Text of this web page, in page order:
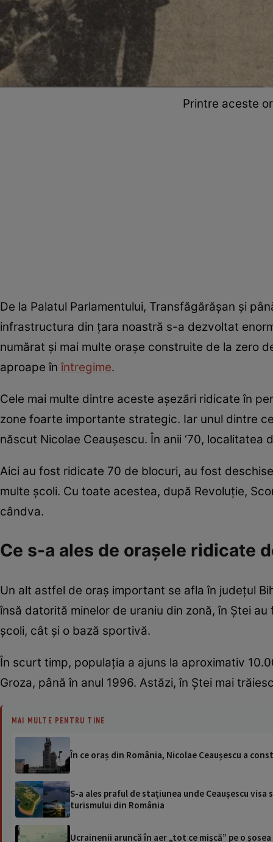
Printre aceste
De la Palatul Parlamentului, Transfăgărășan și
infrastructura din țara noastră s-a dezvoltat
numărat și mai multe orașe construite de la zero
aproape înîntregime.
Cele mai multe dintre aceste așezări ridicate în
zone foarte importante strategic. Iar unul dintre
născut Nicolae Ceaușescu. În anii ‘70,
Aici au fost ridicate 70 de blocuri, au fost
multe școli. Cu toate acestea, după Revoluție,
cândva.
Ce s-a ales de orașele ridicate
Un alt astfel de oraș important se afla în județul
însă datorită minelor de uraniu din zonă, în Ștei
școli, cât și o bază sportivă.
În scurt timp, populația a ajuns la aproximativ
Groza, până în anul 1996. Astăzi, în Ștei mai
MAI MULTE PENTRU TINE
În ce oraș din România, Nicolae Ceaușescu a
S-a ales praful de stațiunea unde Ceaușescu
turismului din România
Ucrainenii aruncă în aer „tot ce mișcă” pe o